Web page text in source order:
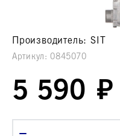
Производитель:SIT
Артикул:0845070
5 590